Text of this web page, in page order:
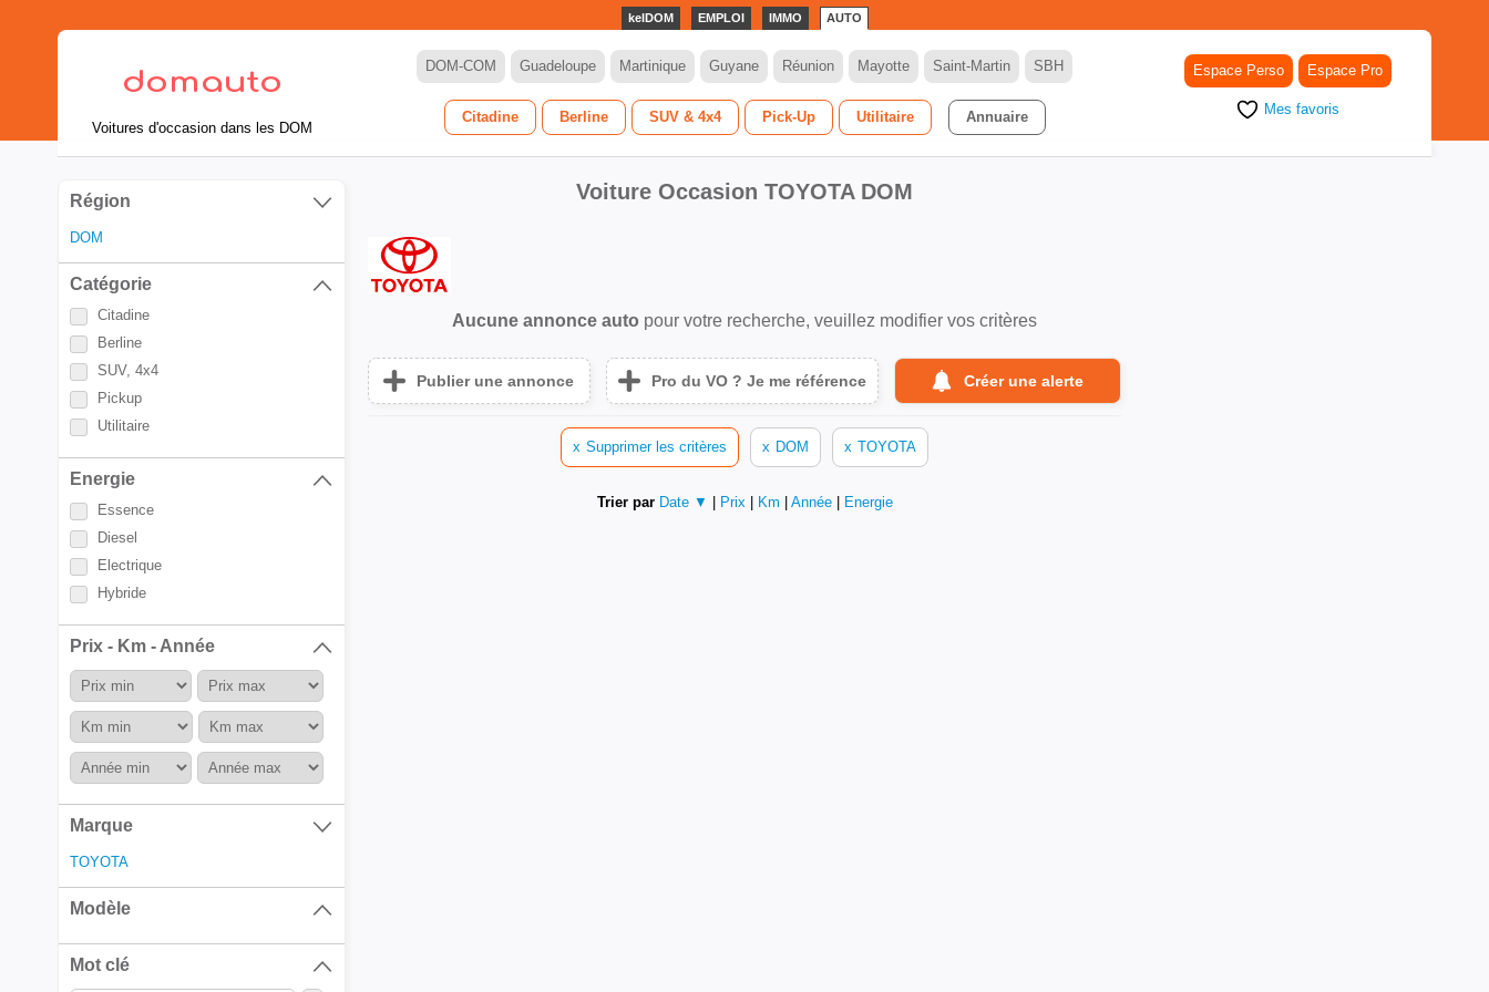
kelDOM EMPLOI IMMO AUTO
Voitures d'occasion dans les DOM
DOM-COM Guadeloupe Martinique Guyane Réunion Mayotte Saint-Martin SBH
Citadine Berline SUV & 4x4 Pick-Up Utilitaire Annuaire
Espace Perso Espace Pro
Mes favoris
Région
DOM
Catégorie
Citadine
Berline
SUV, 4x4
Pickup
Utilitaire
Energie
Essence
Diesel
Electrique
Hybride
Prix - Km - Année
Marque
TOYOTA
Modèle
Mot clé
Voiture Occasion TOYOTA DOM
Aucune annonce auto pour votre recherche, veuillez modifier vos critères
Publier une annonce Pro du VO ? Je me référence Créer une alerte
x Supprimer les critères x DOM x TOYOTA
Trier par Date ▼ Prix Km Année Energie